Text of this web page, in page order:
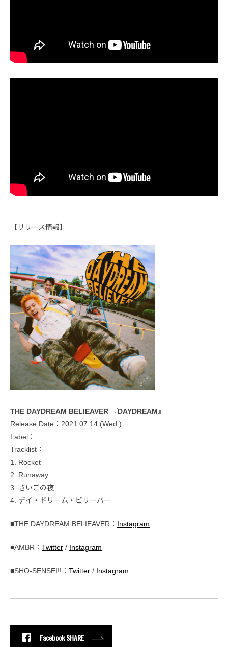
【リリース情報】
THE DAYDREAM BELIEAVER 『DAYDREAM』
Release Date：2021.07.14 (Wed.)
Label：
Tracklist：
1. Rocket
2. Runaway
3. さいごの夜
4. デイ・ドリーム・ビリーバー
■THE DAYDREAM BELIEAVER： Instagram
■AMBR： Twitter / Instagram
■SHO-SENSEI!!： Twitter / Instagram
Facebook SHARE